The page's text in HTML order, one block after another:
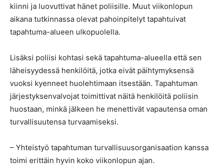
kiinni ja luovuttivat hänet poliisille. Muut viikonlopun
aikana tutkinnassa olevat pahoinpitelyt tapahtuivat
tapahtuma-alueen ulkopuolella.
Lisäksi poliisi kohtasi sekä tapahtuma-alueella että sen
läheisyydessä henkilöitä, jotka eivät päihtymyksensä
vuoksi kyenneet huolehtimaan itsestään. Tapahtuman
järjestyksenvalvojat toimittivat näitä henkilöitä poliisin
huostaan, minkä jälkeen he menettivät vapautensa oman
turvallisuutensa turvaamiseksi.
– Yhteistyö tapahtuman turvallisuusorganisaation kanssa
toimi erittäin hyvin koko viikonlopun ajan.